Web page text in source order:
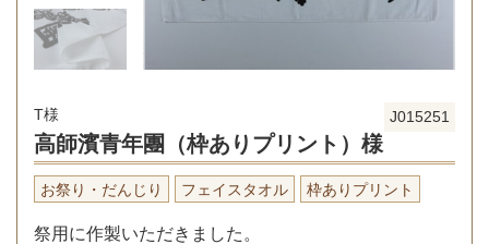
J015251
T様
高師濱青年團（枠ありプリント）様
お祭り・だんじり フェイスタオル 枠ありプリント
祭用に作製いただきました。